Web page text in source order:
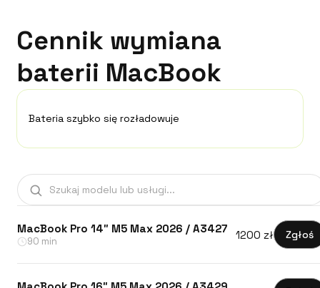
Cennik wymiana
baterii MacBook
Bateria szybko się rozładowuje
MacBook Pro 14″ M5 Max 2026 / A3427
90 min 1200 zł Zgłoś